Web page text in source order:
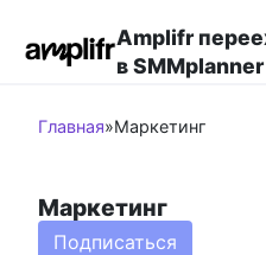
контенту
Amplifr
в SMMplanner
Главная»Маркетинг
Маркетинг
Подписаться